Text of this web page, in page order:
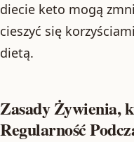
diecie keto mogą
cieszyć się
dietą.
Zasady Żywienia,
Regularność